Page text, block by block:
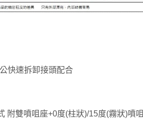
快速拆卸接頭配合
附雙噴咀座+0度(柱狀)/15度(霧狀)噴咀